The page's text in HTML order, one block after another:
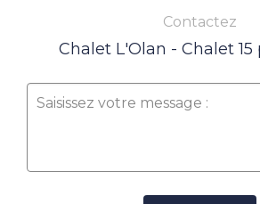
Contactez
Chalet L'Olan - Chalet 15